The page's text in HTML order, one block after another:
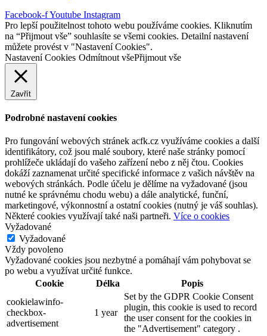
Facebook-fYoutube Instagram
Pro lepší použitelnost tohoto webu používáme cookies. Kliknutím
na “Přijmout vše” souhlasíte se všemi cookies. Detailní nastavení
můžete provést v "Nastavení Cookies".
Nastavení Cookies Odmítnout všePřijmout vše
Zavřít
Podrobné nastavení cookies
Pro fungování webových stránek acfk.cz využíváme cookies a další
identifikátory, což jsou malé soubory, které naše stránky pomocí
prohlížeče ukládají do vašeho zařízení nebo z něj čtou. Cookies
dokáží zaznamenat určité specifické informace z vašich návštěv na
webových stránkách. Podle účelu je dělíme na vyžadované (jsou
nutné ke správnému chodu webu) a dále analytické, funční,
marketingové, výkonnostní a ostatní cookies (nutný je váš souhlas).
Některé cookies využívají také naši partneři. Více o cookies
Vyžadované
Vyžadované
Vždy povoleno
Vyžadované cookies jsou nezbytné a pomáhají vám pohybovat se
po webu a využívat určité funkce.
Cookie
Délka
Popis
cookielawinfo-
checkbox-
advertisement
1 year
Set by the GDPR Cookie Consent
plugin, this cookie is used to record
the user consent for the cookies in
the "Advertisement" category .